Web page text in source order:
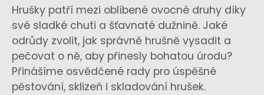
Hrušky patří mezi oblíbené ovocné druhy díky
své sladké chuti a šťavnaté dužnině. Jaké
odrůdy zvolit, jak správně hrušně vysadit a
pečovat o ně, aby přinesly bohatou úrodu?
Přinášíme osvědčené rady pro úspěšné
pěstování, sklizeň i skladování hrušek.